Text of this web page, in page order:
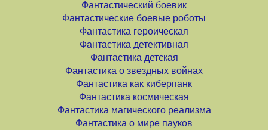
Фантастический боевик
Фантастические боевые роботы
Фантастика героическая
Фантастика детективная
Фантастика детская
Фантастика о звездных войнах
Фантастика как киберпанк
Фантастика космическая
Фантастика магического реализма
Фантастика о мире пауков